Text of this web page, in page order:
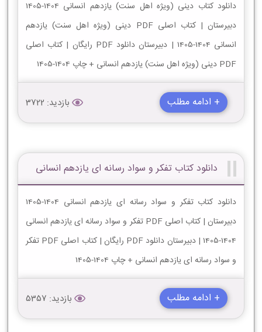
دانلود کتاب دینی (ویژه اهل سنت) یازدهم انسانی 1404-1405
دبیرستان | کتاب اصلی PDF دینی (ویژه اهل سنت) یازدهم
انسانی 1404-1405 | دبیرستان دانلود PDF رایگان | کتاب اصلی
PDF دینی (ویژه اهل سنت) یازدهم انسانی + چاپ 1404-1405
+ ادامه مطلب بازدید: 3722
دانلود کتاب تفکر و سواد رسانه ای یازدهم انسانی
دانلود کتاب تفکر و سواد رسانه ای یازدهم انسانی 1404-1405
دبیرستان | کتاب اصلی PDF تفکر و سواد رسانه ای یازدهم انسانی
1404-1405 | دبیرستان دانلود PDF رایگان | کتاب اصلی PDF تفکر
و سواد رسانه ای یازدهم انسانی + چاپ 1404-1405
+ ادامه مطلب بازدید: 5357